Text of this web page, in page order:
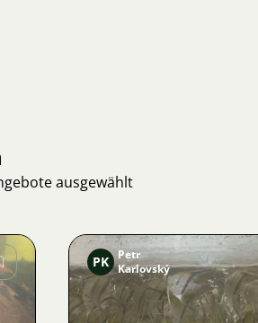
ausgewählt
PK
Petr
Karlovský